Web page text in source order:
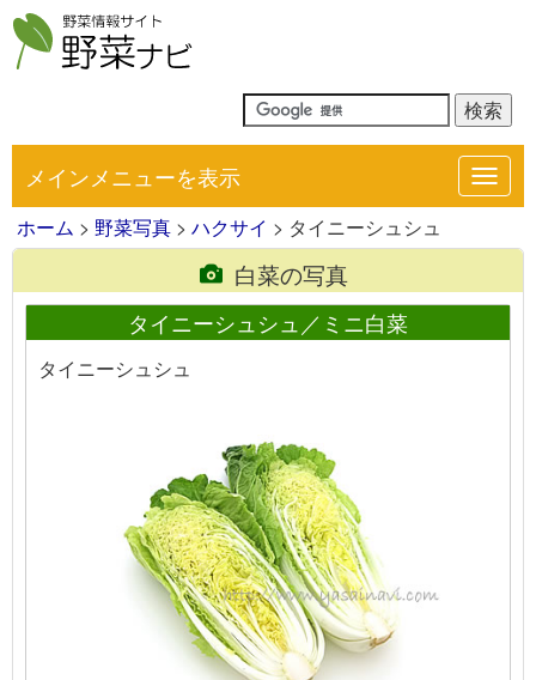
メインメニューを表示
ホーム > 野菜写真 > ハクサイ > タイニーシュシュ
白菜の写真
タイニーシュシュ／ミニ白菜
タイニーシュシュ